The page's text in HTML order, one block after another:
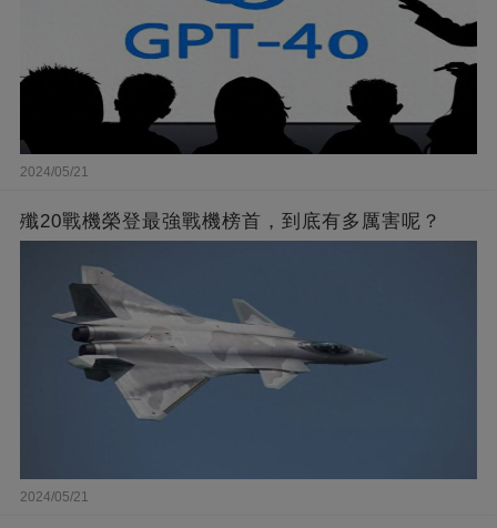
2024/05/21
殲20戰機榮登最強戰機榜首，到底有多厲害呢？
2024/05/21